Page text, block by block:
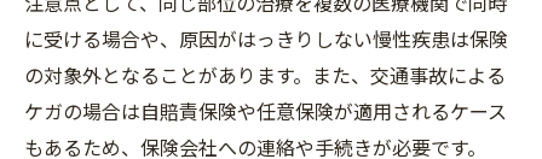
に受ける場合や、原因がはっきりしない慢性疾患は保険
の対象外となることがあります。また、交通事故による
ケガの場合は自賠責保険や任意保険が適用されるケース
もあるため、保険会社への連絡や手続きが必要です。